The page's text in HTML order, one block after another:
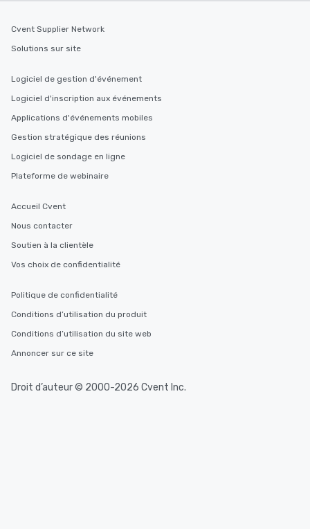
Cvent Supplier Network
Solutions sur site
Logiciel de gestion d'événement
Logiciel d'inscription aux événements
Applications d'événements mobiles
Gestion stratégique des réunions
Logiciel de sondage en ligne
Plateforme de webinaire
Accueil Cvent
Nous contacter
Soutien à la clientèle
Vos choix de confidentialité
Politique de confidentialité
Conditions d’utilisation du produit
Conditions d’utilisation du site web
Annoncer sur ce site
Droit d’auteur © 2000-2026 Cvent Inc.